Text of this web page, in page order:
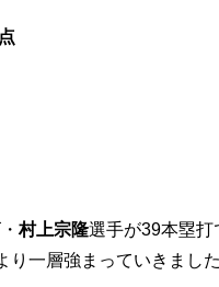
村上宗隆選手が39本塁打
一層強まっていきました